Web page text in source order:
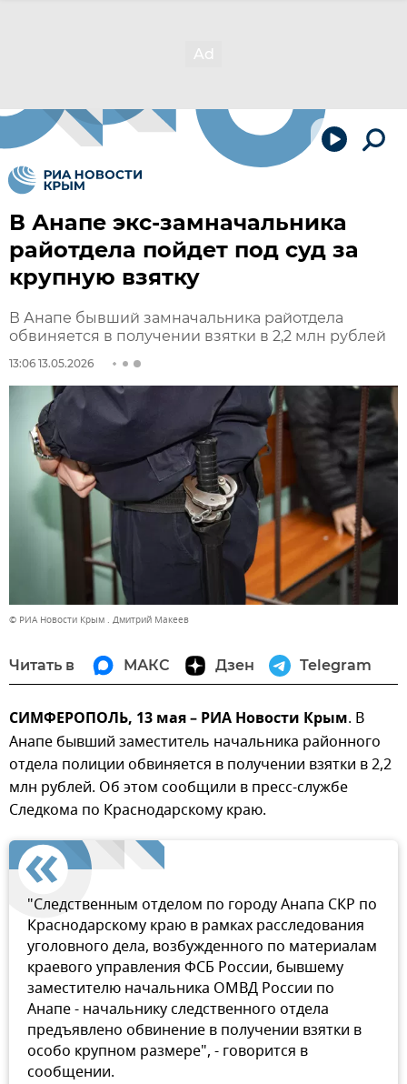
В Анапе экс-замначальника
райотдела пойдет под суд за
крупную взятку
В Анапе бывший замначальника райотдела
обвиняется в получении взятки в 2,2 млн рублей
13:06 13.05.2026
© РИА Новости Крым . Дмитрий Макеев
Читать в МАКС Дзен Telegram
СИМФЕРОПОЛЬ, 13 мая – РИА Новости Крым. В
Анапе бывший заместитель начальника районного
отдела полиции обвиняется в получении взятки в 2,2
млн рублей. Об этом сообщили в пресс-службе
Следкома по Краснодарскому краю.
"Следственным отделом по городу Анапа СКР по
Краснодарскому краю в рамках расследования
уголовного дела, возбужденного по материалам
краевого управления ФСБ России, бывшему
заместителю начальника ОМВД России по
Анапе - начальнику следственного отдела
предъявлено обвинение в получении взятки в
особо крупном размере", - говорится в
сообщении.